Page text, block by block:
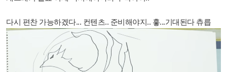
다시 편찬 가능하겠다... 컨텐츠.. 준비해야지.. 흫...기대된다 츄릅